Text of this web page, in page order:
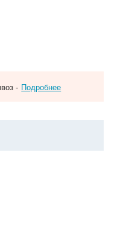
- Подробнее